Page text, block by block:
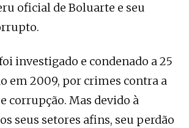
oficial de Boluarte e seu
investigado e condenado a 25
em 2009, por crimes contra a
corrupção. Mas devido à
seus setores afins, seu perdão